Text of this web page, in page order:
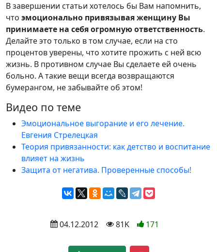
В завершении статьи хотелось бы Вам напомнить,
что эмоционально привязывая женщину Вы
принимаете на себя огромную ответственность.
Делайте это только в том случае, если на сто
процентов уверены, что хотите прожить с ней всю
жизнь. В противном случае Вы сделаете ей очень
больно. А такие вещи всегда возвращаются
бумерангом, не забывайте об этом!
Видео по теме
Эмоциональное выгорание и его лечение.
Евгения Стрелецкая
Теория привязанности: как детство и воспитание
влияет на жизнь
Защита от негатива. Проверенные способы!
04.12.2012 81K 171